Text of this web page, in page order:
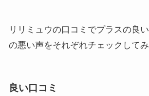
リリミュウの口コミでプラスの良
の悪い声をそれぞれチェックしてみ
良い口コミ